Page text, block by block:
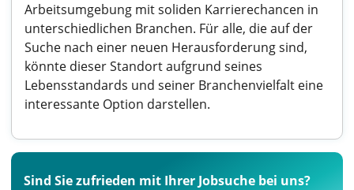
Arbeitsumgebung mit soliden Karrierechancen in
unterschiedlichen Branchen. Für alle, die auf der
Suche nach einer neuen Herausforderung sind,
könnte dieser Standort aufgrund seines
Lebensstandards und seiner Branchenvielfalt eine
interessante Option darstellen.
Sind Sie zufrieden mit Ihrer Jobsuche bei uns?